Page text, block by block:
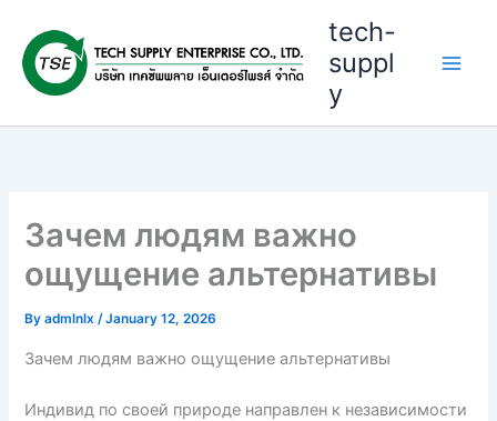
content
tech-
suppl
y
Зачем людям важно
ощущение альтернативы
Byadmlnlx/January 12, 2026
Зачем людям важно ощущение альтернативы
Индивид по своей природе направлен к независимости